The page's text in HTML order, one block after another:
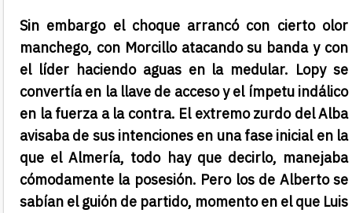
Sin embargo el choque arrancó con cierto olor
manchego, con Morcillo atacando su banda y con
el líder haciendo aguas en la medular. Lopy se
convertía en la llave de acceso y el ímpetu indálico
en la fuerza a la contra. El extremo zurdo del Alba
avisaba de sus intenciones en una fase inicial en la
que el Almería, todo hay que decirlo, manejaba
cómodamente la posesión. Pero los de Alberto se
sabían el guión de partido, momento en el que Luis